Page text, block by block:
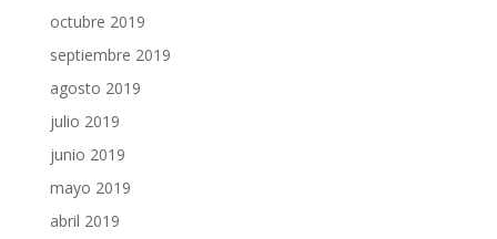
octubre 2019
septiembre 2019
agosto 2019
julio 2019
junio 2019
mayo 2019
abril 2019